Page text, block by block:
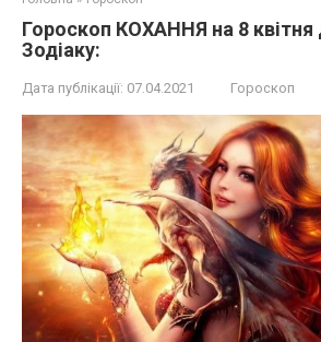
Гороскоп КОХАННЯ на 8 квітня
Зодіаку:
Дата публікації: 07.04.2021 Гороскоп